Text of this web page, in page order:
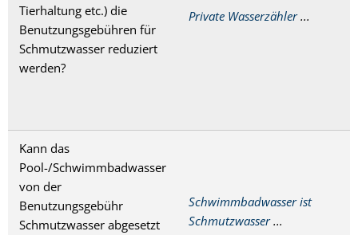
Tierhaltung etc.) die
Benutzungsgebühren für
Schmutzwasser reduziert
werden?
Private Wasserzähler...
Kann das
Pool-/Schwimmbadwasser
von der
Benutzungsgebühr
Schmutzwasser abgesetzt
Schwimmbadwasser ist
Schmutzwasser...